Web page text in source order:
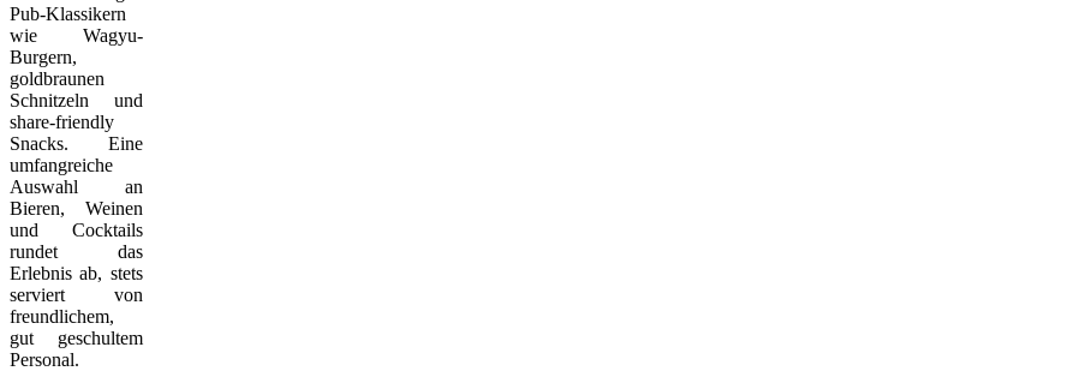
Pub-Klassikern
wie Wagyu-
Burgern,
goldbraunen
Schnitzeln und
share-friendly
Snacks. Eine
umfangreiche
Auswahl an
Bieren, Weinen
und Cocktails
rundet das
Erlebnis ab, stets
serviert von
freundlichem,
gut geschultem
Personal.